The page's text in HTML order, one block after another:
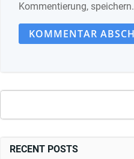
Kommentierung, speichern.
RECENT POSTS